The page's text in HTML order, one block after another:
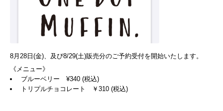
8月28日(金)、及び8/29(土)販売分のご予約受付を開始いたします。
《メニュー》
ブルーベリー ¥340 (税込)
トリプルチョコレート ￥310 (税込)